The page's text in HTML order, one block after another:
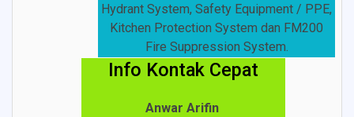
Hydrant System, Safety Equipment / PPE,
Kitchen Protection System dan FM200
Fire Suppression System.
Info Kontak Cepat
Anwar Arifin